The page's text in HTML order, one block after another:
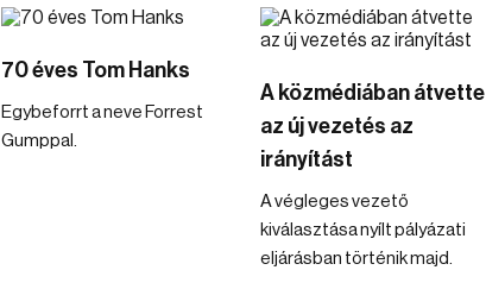
70 éves Tom Hanks
Egybeforrt a neve Forrest
Gumppal.
A közmédiában átvette
az új vezetés az
irányítást
A végleges vezető
kiválasztása nyílt pályázati
eljárásban történik majd.